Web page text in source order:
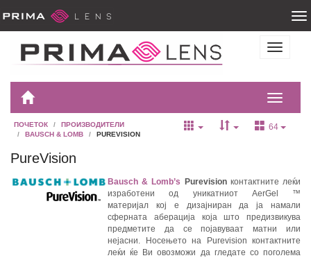
ПОЧЕТОК
ПРОИЗВОДИТЕЛИ
BAUSCH & LOMB
PUREVISION
64
PureVision
Bausch & Lomb’s Purevisionконтактните леќи
изработени од уникатниот AerGel ™
материјал кој е дизајниран да ја намали
сферната аберација која што предизвикува
предметите да се појавуваат матни или
нејасни. Носењето на Purevision контактните
леќи ќе Ви овозможи да гледате со поголема